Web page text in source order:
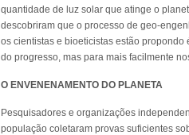
quantidade de luz solar que atinge o
descobriram que o processo de geo-
os cientistas e bioeticistas estão propondo
do progresso, mas para mais facilmente
O ENVENENAMENTO DO PLANETA
Pesquisadores e organizações
população coletaram provas suficientes